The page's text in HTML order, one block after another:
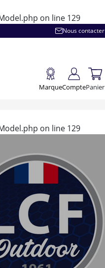
on line 129
Nous contacter
MarqueComptePanier
on line 129